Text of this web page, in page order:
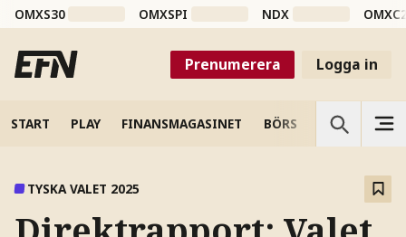
OMXS30 OMXSPI NDX
Prenumerera Logga in
START PLAY FINANSMAGASINET BÖRS VETENSKAP
TYSKA VALET 2025